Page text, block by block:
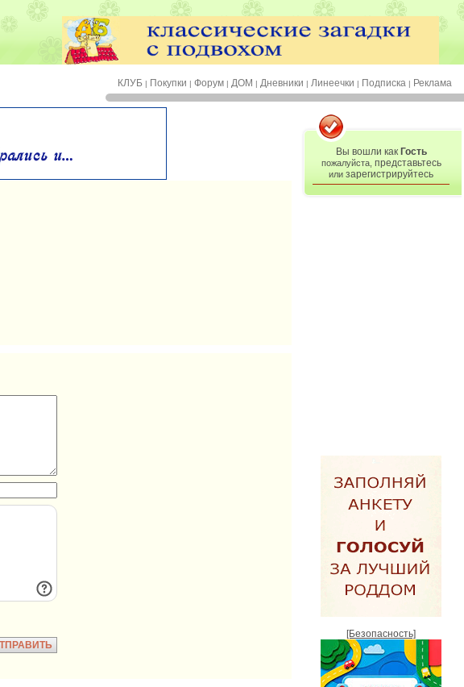
КЛУБ | Покупки | Форум | ДОМ | Дневники | Линеечки | Подписка | Реклама
Вы вошли как Гость
пожалуйста, представьтесь
или зарегистрируйтесь
[Безопасность]